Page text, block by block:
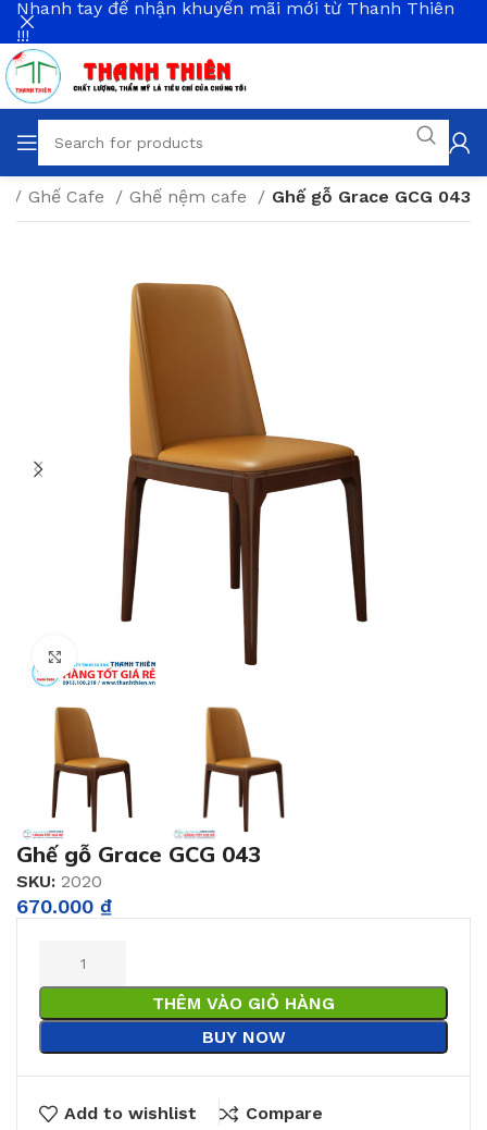
Ghế Cafe Ghế nệm cafe Ghế gỗ Grace GCG 043
Click to enlarge
Ghế gỗ Grace GCG 043
SKU: 2020
670.000 ₫
THÊM VÀO GIỎ HÀNG
BUY NOW
Add to wishlist Compare
Nhanh tay để nhận khuyến mãi mới từ Thanh Thiên
!!!